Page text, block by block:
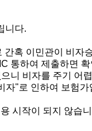
니다.
혹 이민관이 비자
통하여 제출하면
니 비자를 주기 어
"로 인하여 보험
시작이 되지 않습